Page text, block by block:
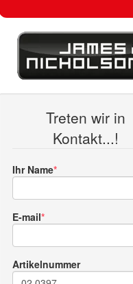
Treten wir in
Kontakt...!
Ihr Name
E-mail
Artikelnummer